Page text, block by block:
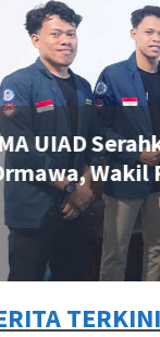
Petisi
III Siap
Redaksi/ 3 Agustus
TERKINI